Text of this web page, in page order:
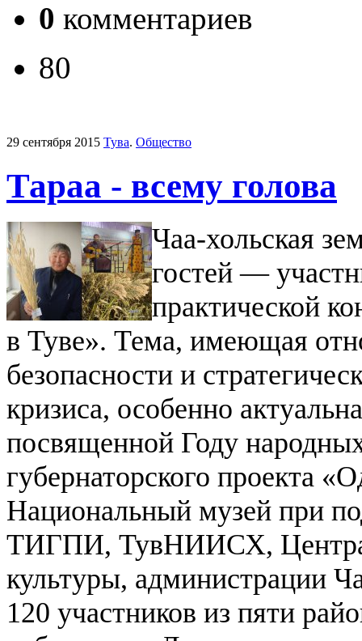
0 комментариев
80
29 сентября 2015 Тува. Общество
Тараа - всему голова
Чаа-хольская
гостей —
практической
в Туве». Тема, имеющая
безопасности и
кризиса, особенно
посвященной Году
губернаторского проекта
Национальный музей при
ТИГПИ, ТувНИИСХ, Центра
культуры, администрации
120 участников из пяти